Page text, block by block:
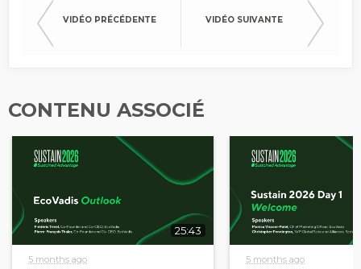
VIDÉO PRÉCÉDENTE VIDÉO SUIVANTE
CONTENU ASSOCIÉ
25:43
5 months ago 5 months ago